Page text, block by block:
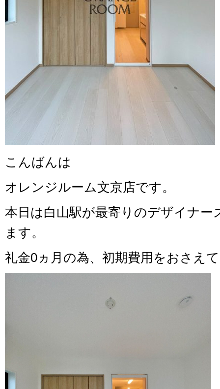
こんばんは
オレンジルーム文京店です。
本日は白山駅が最寄りのデザイナー
ます。
礼金0ヵ月の為、初期費用をおさえ